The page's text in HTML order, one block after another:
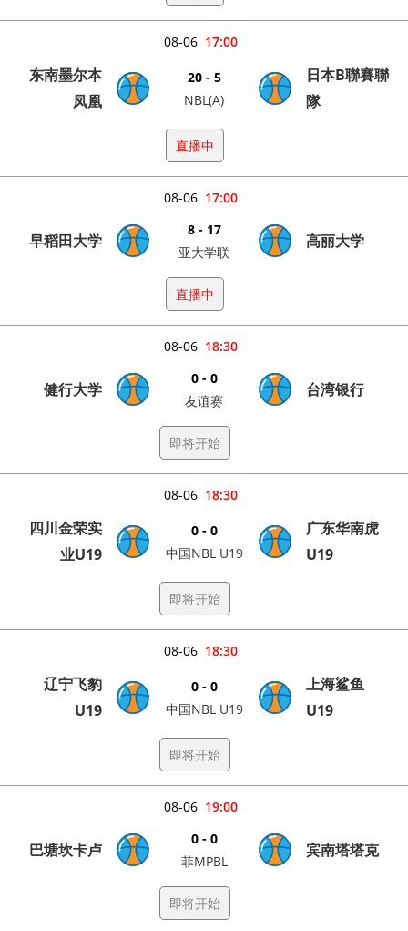
17:00
08-06
东南墨尔本
凤凰
20 - 5
NBL(A)
日本B聯賽聯
隊
直播中
17:00
08-06
早稻田大学
8 - 17
亚大学联
高丽大学
直播中
18:30
08-06
健行大学
0 - 0
友谊赛
台湾银行
即将开始
18:30
08-06
四川金荣实
业U19
0 - 0
中国NBL U19
广东华南虎
U19
即将开始
18:30
08-06
辽宁飞豹
U19
0 - 0
中国NBL U19
上海鲨鱼
U19
即将开始
19:00
08-06
巴塘坎卡卢
0 - 0
菲MPBL
宾南塔塔克
即将开始